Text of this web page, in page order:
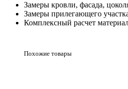
Замеры кровли, фасада,
Замеры прилегающего
Комплексный расчет
Похожие товары